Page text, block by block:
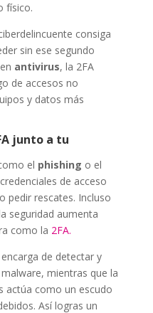
físico.
consiga
sin ese segundo
antivirus, la 2FA
de accesos no
y datos más
junto a tu
el phishing o el
de acceso
pedir rescates. Incluso
seguridad aumenta
como la 2FA.
de detectar y
mientras que la
actúa como un escudo
Así logras un